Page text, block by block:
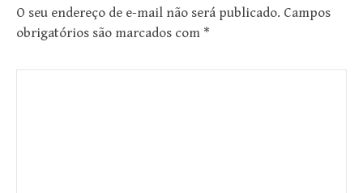
O seu endereço de e-mail não será publicado. Campos
obrigatórios são marcados com *